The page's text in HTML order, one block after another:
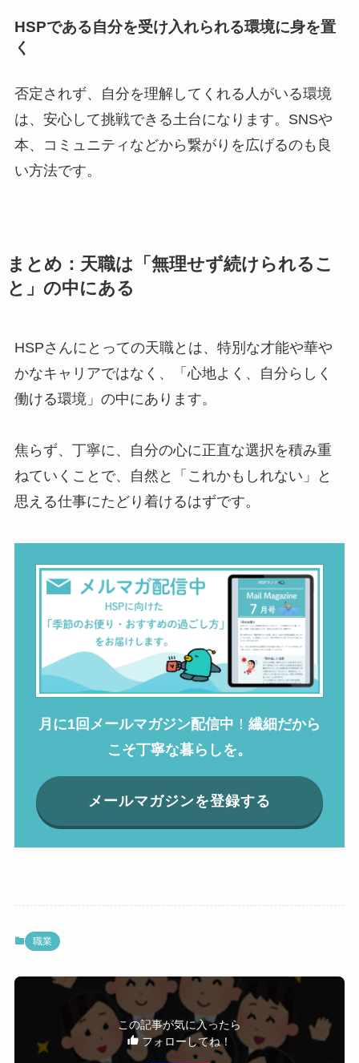
HSPである自分を受け入れられる環境に身を置
く
否定されず、自分を理解してくれる人がいる環境
は、安心して挑戦できる土台になります。SNSや
本、コミュニティなどから繋がりを広げるのも良
い方法です。
まとめ：天職は「無理せず続けられるこ
と」の中にある
HSPさんにとっての天職とは、特別な才能や華や
かなキャリアではなく、「心地よく、自分らしく
働ける環境」の中にあります。
焦らず、丁寧に、自分の心に正直な選択を積み重
ねていくことで、自然と「これかもしれない」と
思える仕事にたどり着けるはずです。
月に1回メールマガジン配信中 ！ 繊細だから
こそ丁寧な暮らしを。
メールマガジンを登録する
職業
この記事が気に入ったら
フォローしてね！